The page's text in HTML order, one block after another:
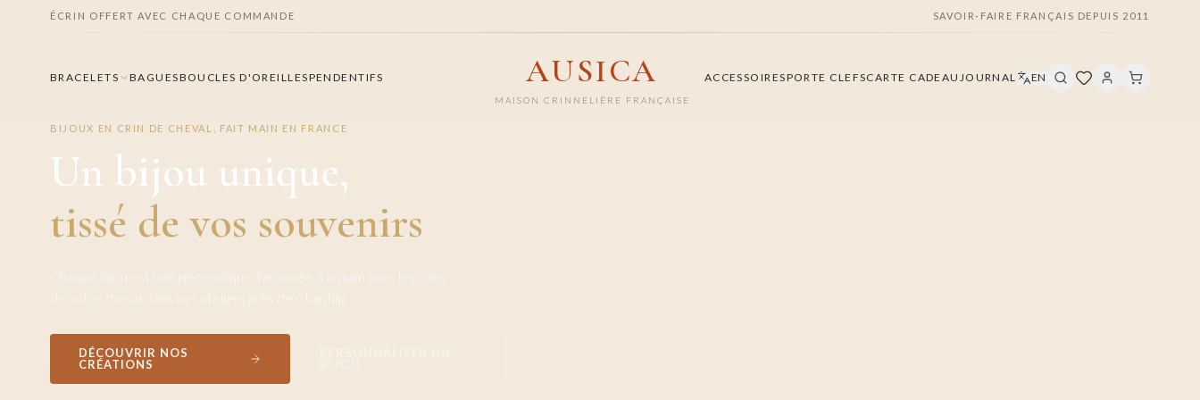
ÉCRIN OFFERT AVEC CHAQUE COMMANDE SAVOIR-FAIRE FRANÇAIS DEPUIS 2011
BRACELETS BAGUESBOUCLES D'OREILLESPENDENTIFS AUSICA
MAISON CRINNELIÈRE FRANÇAISE
ACCESSOIRESPORTE CLEFSCARTE CADEAU JOURNAL EN
BIJOUX EN CRIN DE CHEVAL, FAIT MAIN EN FRANCE
Un bijou unique,
tissé de vos souvenirs
Chaque bijou est une pièce unique, façonnée à la main avec les crins
de votre cheval dans nos ateliers près de Chantilly.
DÉCOUVRIR NOS
CRÉATIONS